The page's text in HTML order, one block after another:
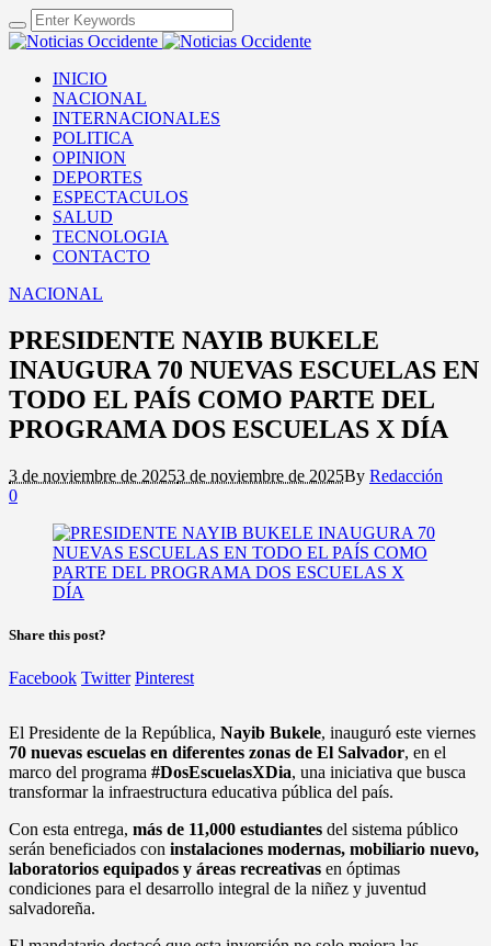
INICIO
NACIONAL
INTERNACIONALES
POLITICA
OPINION
DEPORTES
ESPECTACULOS
SALUD
TECNOLOGIA
CONTACTO
NACIONAL
PRESIDENTE NAYIB BUKELE
INAUGURA 70 NUEVAS ESCUELAS EN
TODO EL PAÍS COMO PARTE DEL
PROGRAMA DOS ESCUELAS X DÍA
3 de noviembre de 20253 de noviembre de 2025By Redacción
0
Share this post?
Facebook Twitter Pinterest
El Presidente de la República, Nayib Bukele, inauguró este viernes
70 nuevas escuelas en diferentes zonas de El Salvador, en el
marco del programa #DosEscuelasXDia, una iniciativa que busca
transformar la infraestructura educativa pública del país.
Con esta entrega, más de 11,000 estudiantes del sistema público
serán beneficiados con instalaciones modernas, mobiliario nuevo,
laboratorios equipados y áreas recreativas en óptimas
condiciones para el desarrollo integral de la niñez y juventud
salvadoreña.